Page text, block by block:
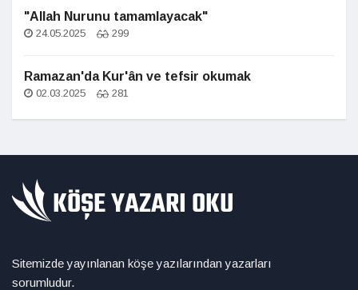
"Allah Nurunu tamamlayacak"
24.05.2025 299
Ramazan'da Kur'ân ve tefsir okumak
02.03.2025 281
Sitemizde yayınlanan köşe yazılarından yazarları
sorumludur.